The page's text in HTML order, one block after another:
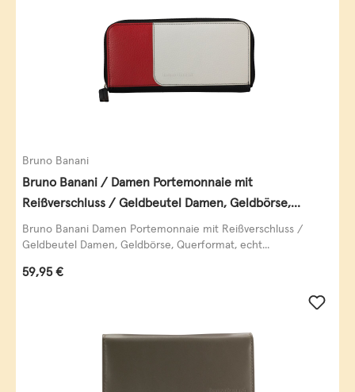
Bruno Banani
Bruno Banani / Damen Portemonnaie mit
Reißverschluss / Geldbeutel Damen, Geldbörse,
Querformat, echt Leder, black/white/red
Bruno Banani Damen Portemonnaie mit Reißverschluss /
Geldbeutel Damen, Geldbörse, Querformat, echt...
Regulärer Preis:
59,95 €